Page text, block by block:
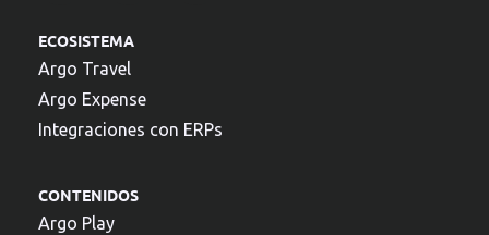
ECOSISTEMA
Argo Travel
Argo Expense
Integraciones con ERPs
CONTENIDOS
Argo Play